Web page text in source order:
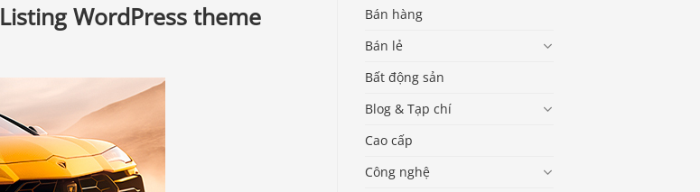
WordPress theme
Bán hàng
Bán lẻ
Bất động sản
Blog & Tạp chí
Cao cấp
Công nghệ